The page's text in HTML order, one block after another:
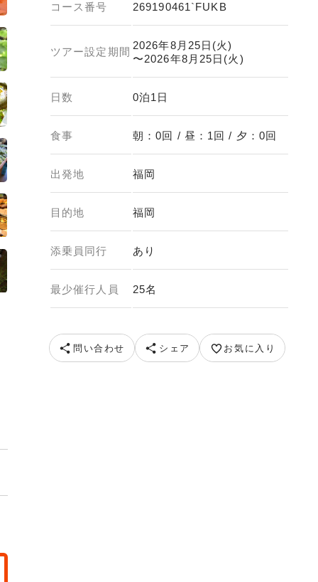
提供：中島農園
コース番号 269190461`FUKB
ツアー設定期間
2026年8月25日(火)
〜2026年8月25日(火)
日数 0泊1日
食事 朝：0回 / 昼：1回 / 夕：0回
出発地 福岡
目的地 福岡
添乗員同行 あり
最少催行人員 25名
問い合わせ シェア お気に入り